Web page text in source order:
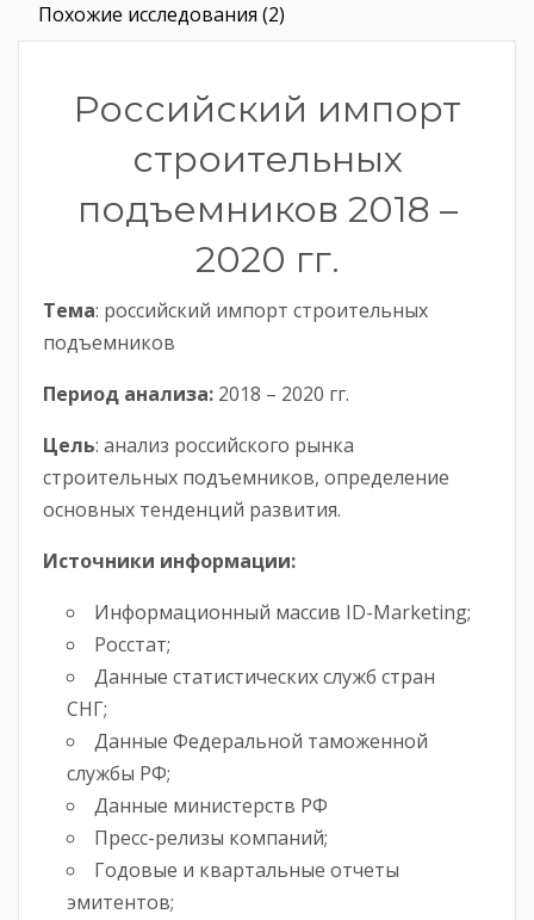
Похожие исследования (2)
Российский импорт
строительных
подъемников 2018 –
2020 гг.
Тема: российский импорт строительных
подъемников
Период анализа: 2018 – 2020 гг.
Цель: анализ российского рынка
строительных подъемников, определение
основных тенденций развития.
Источники информации:
Информационный массив ID-Marketing;
Росстат;
Данные статистических служб стран
СНГ;
Данные Федеральной таможенной
службы РФ;
Данные министерств РФ
Пресс-релизы компаний;
Годовые и квартальные отчеты
эмитентов;